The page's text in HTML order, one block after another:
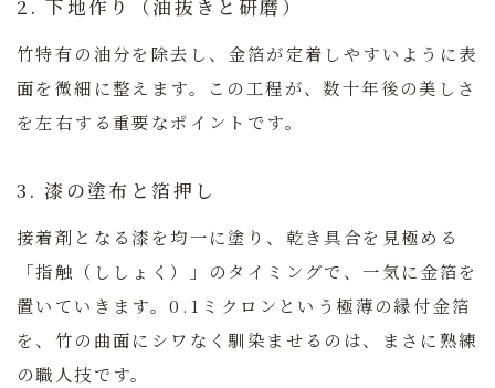
2. 下地作り（油抜きと研磨）
竹特有の油分を除去し、金箔が定着しやすいように表
面を微細に整えます。この工程が、数十年後の美しさ
を左右する重要なポイントです。
3. 漆の塗布と箔押し
接着剤となる漆を均一に塗り、乾き具合を見極める
「指触（ししょく）」のタイミングで、一気に金箔を
置いていきます。0.1ミクロンという極薄の縁付金箔
を、竹の曲面にシワなく馴染ませるのは、まさに熟練
の職人技です。